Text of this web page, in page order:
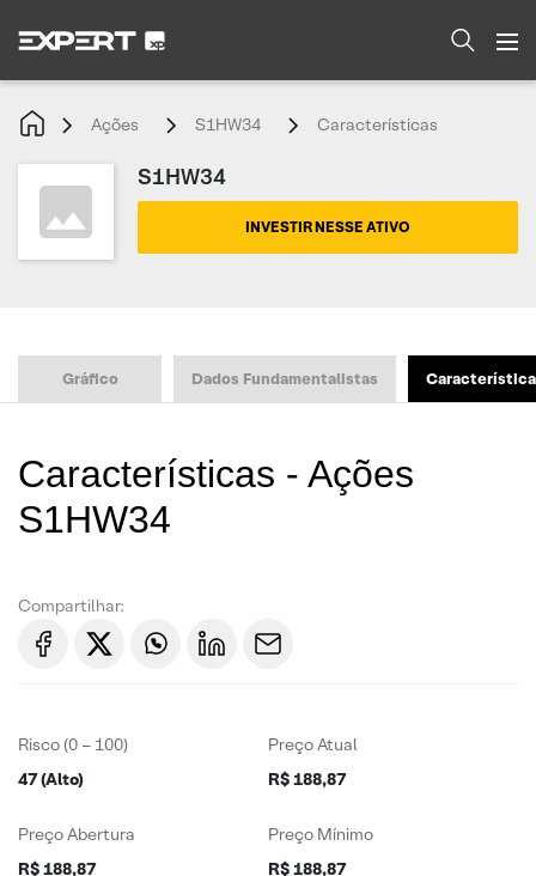
Ações S1HW34 Características
S1HW34
INVESTIR NESSE ATIVO
Gráfico Dados Fundamentalistas
Características - Ações
S1HW34
Compartilhar:
Risco (0 – 100)
47 (Alto)
Preço Atual
R$ 188,87
Preço Abertura
R$ 188,87
Preço Mínimo
R$ 188,87